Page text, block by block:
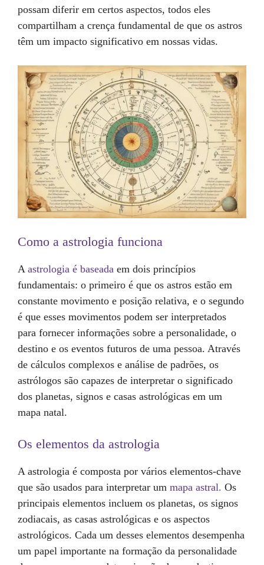
possam diferir em certos aspectos, todos eles
compartilham a crença fundamental de que os astros
têm um impacto significativo em nossas vidas.
Como a astrologia funciona
A astrologia é baseada em dois princípios
fundamentais: o primeiro é que os astros estão em
constante movimento e posição relativa, e o segundo
é que esses movimentos podem ser interpretados
para fornecer informações sobre a personalidade, o
destino e os eventos futuros de uma pessoa. Através
de cálculos complexos e análise de padrões, os
astrólogos são capazes de interpretar o significado
dos planetas, signos e casas astrológicas em um
mapa natal.
Os elementos da astrologia
A astrologia é composta por vários elementos-chave
que são usados para interpretar um mapa astral. Os
principais elementos incluem os planetas, os signos
zodiacais, as casas astrológicas e os aspectos
astrológicos. Cada um desses elementos desempenha
um papel importante na formação da personalidade